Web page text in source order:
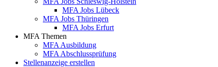
MFA Jobs Lübeck
MFA Jobs Thüringen
MFA Jobs Erfurt
MFA Themen
MFA Ausbildung
MFA Abschlussprüfung
Stellenanzeige erstellen